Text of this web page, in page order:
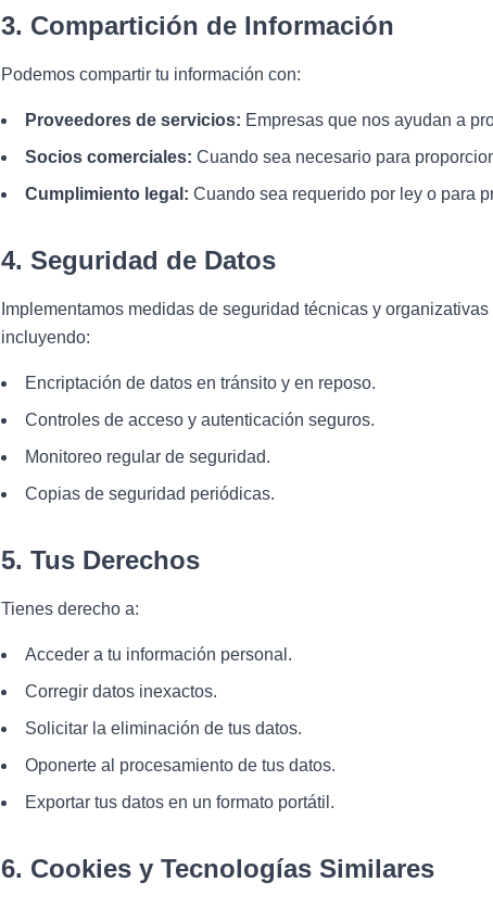
3. Compartición de Información
Podemos compartir tu información con:
Proveedores de servicios: Empresas que nos ayudan a
Socios comerciales: Cuando sea necesario para
Cumplimiento legal: Cuando sea requerido por ley o para
4. Seguridad de Datos
Implementamos medidas de seguridad técnicas y
incluyendo:
Encriptación de datos en tránsito y en reposo.
Controles de acceso y autenticación seguros.
Monitoreo regular de seguridad.
Copias de seguridad periódicas.
5. Tus Derechos
Tienes derecho a:
Acceder a tu información personal.
Corregir datos inexactos.
Solicitar la eliminación de tus datos.
Oponerte al procesamiento de tus datos.
Exportar tus datos en un formato portátil.
6. Cookies y Tecnologías Similares